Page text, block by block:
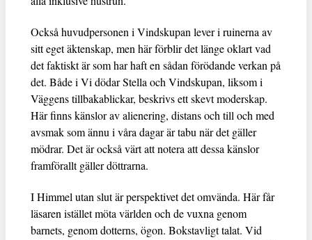
Också huvudpersonen i Vindskupan lever i ruinerna av
sitt eget äktenskap, men här förblir det länge oklart vad
det faktiskt är som har haft en sådan förödande verkan på
det. Både i Vi dödar Stella och Vindskupan, liksom i
Väggens tillbakablickar, beskrivs ett skevt moderskap.
Här finns känslor av alienering, distans och till och med
avsmak som ännu i våra dagar är tabu när det gäller
mödrar. Det är också värt att notera att dessa känslor
framförallt gäller döttrarna.
I Himmel utan slut är perspektivet det omvända. Här får
läsaren istället möta världen och de vuxna genom
barnets, genom dotterns, ögon. Bokstavligt talat. Vid